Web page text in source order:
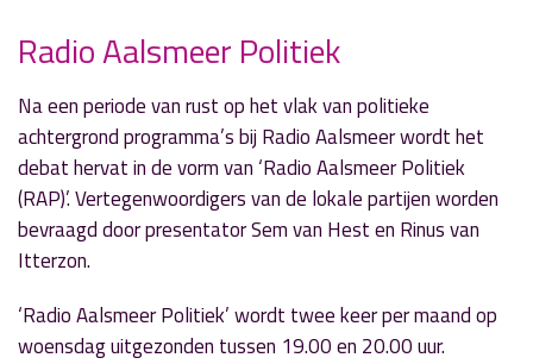
Radio Aalsmeer Politiek
Na een periode van rust op het vlak van politieke
achtergrond programma’s bij Radio Aalsmeer wordt het
debat hervat in de vorm van ‘Radio Aalsmeer Politiek
(RAP)’. Vertegenwoordigers van de lokale partijen worden
bevraagd door presentator Sem van Hest en Rinus van
Itterzon.
‘Radio Aalsmeer Politiek’ wordt twee keer per maand op
woensdag uitgezonden tussen 19.00 en 20.00 uur.